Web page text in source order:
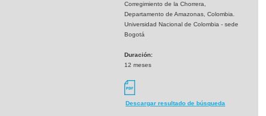
Corregimiento de la Chorrera,
Departamento de Amazonas, Colombia.
Universidad Nacional de Colombia - sede
Bogotá
Duración:
12 meses
Descargar resultado de búsqueda